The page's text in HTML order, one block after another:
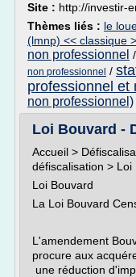
Site : http://investir-
Thèmes liés : le
(lmnp) << classique
non professionnel /
non professionnel /
professionnel et
non professionnel)
Loi Bouvard -
Accueil >
défiscalisation > Loi
Loi Bouvard
La Loi Bouvard
L'amendement
procure aux
une réduction